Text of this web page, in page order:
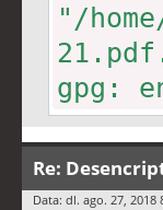
"/
gpg:
gpg:
gpg:
gpg:
Re:
Data: dl. ago. 27, 2018